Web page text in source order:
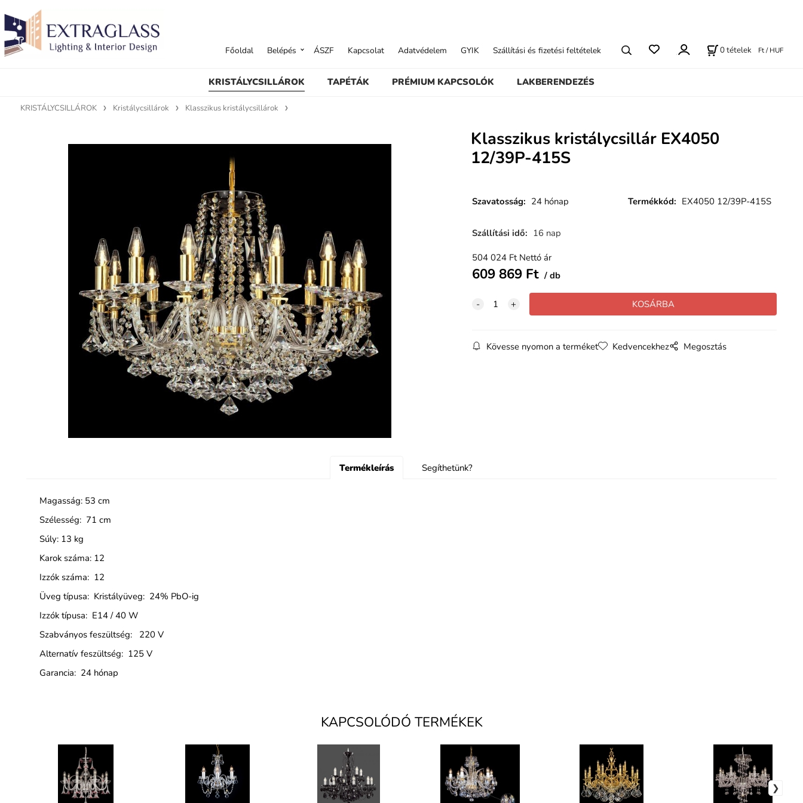
KRISTÁLYCSILLÁROK TAPÉTÁK PRÉMIUM KAPCSOLÓK LAKBERENDEZÉS
Főoldal Belépés ÁSZF Kapcsolat Adatvédelem GYIK Szállítási és fizetési feltételek 0tételek Ft / HUF
KRISTÁLYCSILLÁROK Kristálycsillárok Klasszikus kristálycsillárok
Klasszikus kristálycsillár EX4050
12/39P-415S
Szavatosság: 24 hónap Termékkód: EX4050 12/39P-415S
Szállítási idő: 16 nap
504 024Ft Nettó ár
609 869Ft db
Kövesse nyomon a terméket Kedvencekhez Megosztás
Termékleírás Segíthetünk?
Magasság: 53 cm
Szélesség: 71 cm
Súly: 13 kg
Karok száma: 12
Izzók száma: 12
Üveg típusa: Kristályüveg: 24% PbO-ig
Izzók típusa: E14 / 40 W
Szabványos feszültség: 220 V
Alternatív feszültség: 125 V
Garancia: 24 hónap
KAPCSOLÓDÓ TERMÉKEK